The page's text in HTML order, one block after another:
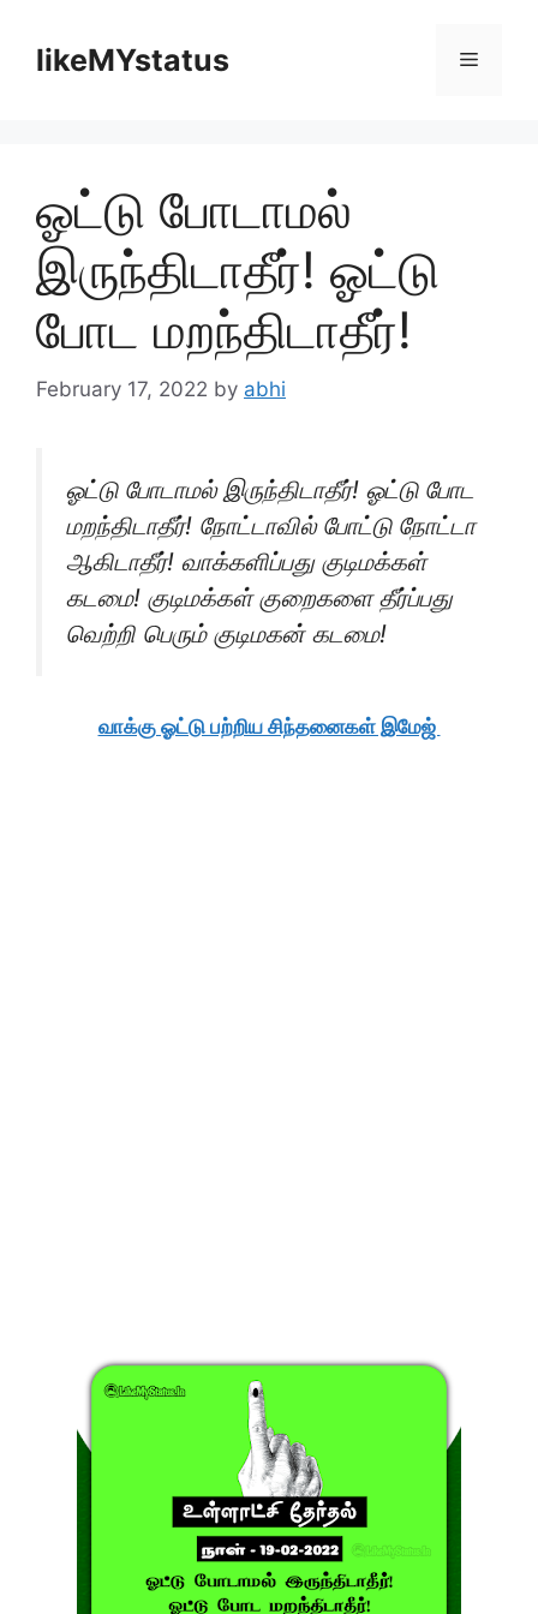
contentlikeMYstatus Menu
ஓட்டு போடாமல்
இருந்திடாதீர்! ஓட்டு
போட மறந்திடாதீர்!
February 17, 2022 by abhi
ஓட்டு போடாமல் இருந்திடாதீர்! ஓட்டு போட
மறந்திடாதீர்! நோட்டாவில் போட்டு நோட்டா
ஆகிடாதீர்! வாக்களிப்பது குடிமக்கள்
கடமை! குடிமக்கள் குறைகளை தீர்ப்பது
வெற்றி பெரும் குடிமகன் கடமை!
வாக்கு ஓட்டு பற்றிய சிந்தனைகள் இமேஜ்